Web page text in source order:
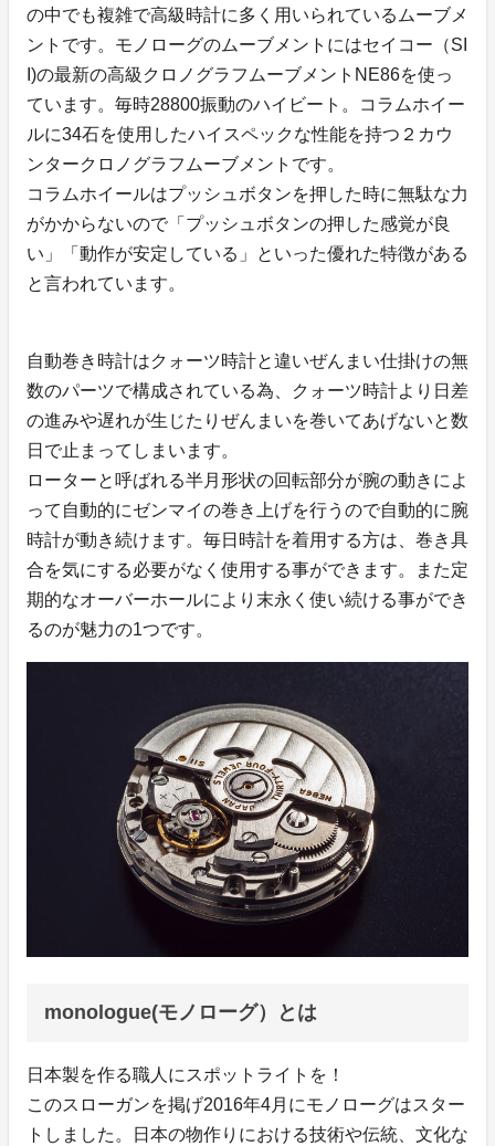
の中でも複雑で高級時計に多く用いられているムーブメ
ントです。モノローグのムーブメントにはセイコー（SI
I)の最新の高級クロノグラフムーブメントNE86を使っ
ています。毎時28800振動のハイビート。コラムホイー
ルに34石を使用したハイスペックな性能を持つ２カウ
ンタークロノグラフムーブメントです。
コラムホイールはプッシュボタンを押した時に無駄な力
がかからないので「プッシュボタンの押した感覚が良
い」「動作が安定している」といった優れた特徴がある
と言われています。
自動巻き時計はクォーツ時計と違いぜんまい仕掛けの無
数のパーツで構成されている為、クォーツ時計より日差
の進みや遅れが生じたりぜんまいを巻いてあげないと数
日で止まってしまいます。
ローターと呼ばれる半月形状の回転部分が腕の動きによ
って自動的にゼンマイの巻き上げを行うので自動的に腕
時計が動き続けます。毎日時計を着用する方は、巻き具
合を気にする必要がなく使用する事ができます。また定
期的なオーバーホールにより末永く使い続ける事ができ
るのが魅力の1つです。
monologue(モノローグ）とは
日本製を作る職人にスポットライトを！
このスローガンを掲げ2016年4月にモノローグはスター
トしました。日本の物作りにおける技術や伝統、文化な